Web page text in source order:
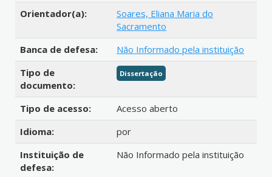
Orientador(a):
Soares, Eliana Maria do
Sacramento
Banca de defesa:
Não Informado pela instituição
Tipo de
documento:
Dissertação
Tipo de acesso:
Acesso aberto
Idioma:
por
Instituição de
defesa:
Não Informado pela instituição